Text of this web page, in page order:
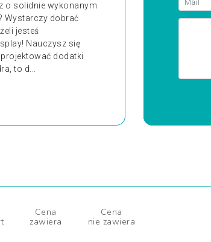
o solidnie wykonanym
Wystarczy dobrać
jesteś
Nauczysz się
dodatki
to d...
Cena
zawiera
Cena
nie zawiera